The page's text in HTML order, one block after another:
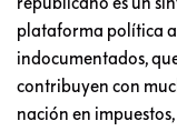
plataforma política
indocumentados,
contribuyen con
nación en